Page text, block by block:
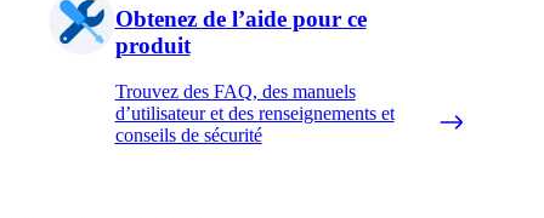
Obtenez de l’aide pour ce
produit
Trouvez des FAQ, des manuels
d’utilisateur et des renseignements et
conseils de sécurité